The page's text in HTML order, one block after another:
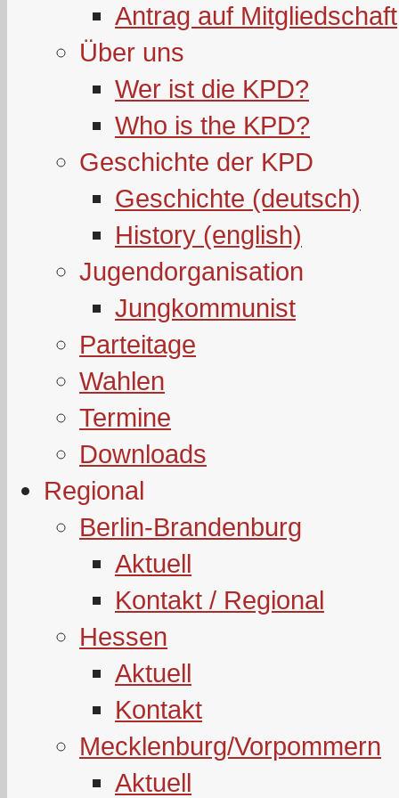
Antrag auf Mitgliedschaft
Über uns
Wer ist die KPD?
Who is the KPD?
Geschichte der KPD
Geschichte (deutsch)
History (english)
Jugendorganisation
Jungkommunist
Parteitage
Wahlen
Termine
Downloads
Regional
Berlin-Brandenburg
Aktuell
Kontakt / Regional
Hessen
Aktuell
Kontakt
Mecklenburg/Vorpommern
Aktuell